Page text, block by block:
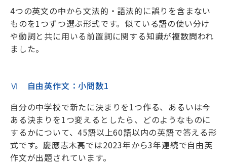
4つの英文の中から文法的・語法的に誤りを含まない
ものを1つずつ選ぶ形式です。似ている語の使い分け
や動詞と共に用いる前置詞に関する知識が複数問われ
ました。
Ⅵ 自由英作文：小問数1
自分の中学校で新たに決まりを1つ作る、あるいは今
ある決まりを1つ変えるとしたら、どのようなものに
するかについて、45語以上60語以内の英語で答える形
式です。慶應志木高では2023年から3年連続で自由英
作文が出題されています。